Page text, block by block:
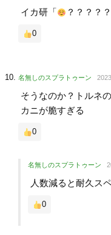
イカ研「 ？？？？
0
名無しのスプラトゥーン
そうなのか？トルネ
カニが脆すぎる
0
名無しのスプラトゥーン
人数減ると耐久ス
0